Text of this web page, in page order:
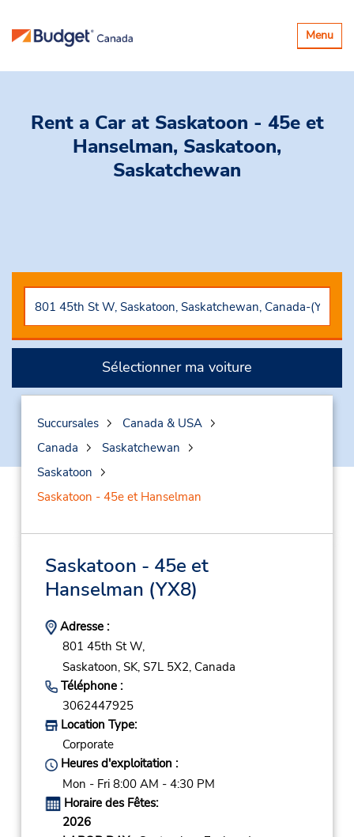
Basculer
la
Menu
Rent a Car at Saskatoon - 45e et
Hanselman, Saskatoon,
Saskatchewan
Sélectionner ma voiture
Succursales
Canada & USA
Canada
Saskatchewan
Saskatoon
Saskatoon - 45e et Hanselman
Saskatoon - 45e et
Hanselman (YX8)
Adresse :
801 45th St W,
Saskatoon, SK, S7L 5X2, Canada
Téléphone :
3062447925
Location Type:
Corporate
Heures d'exploitation :
Mon - Fri 8:00 AM - 4:30 PM
Horaire des Fêtes:
2026